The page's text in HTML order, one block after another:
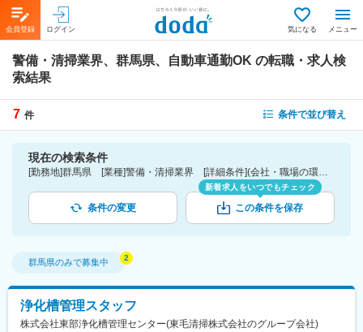
会員登録 ログイン 気になる メニュー
警備・清掃業界、群馬県、自動車通勤OK の転職・求人検
索結果
7 件 条件で並び替え
現在の検索条件
[勤務地]群馬県 [業種]警備・清掃業界 [詳細条件](会社・職場の環境)自動車通勤OK
条件の変更
新着求人をいつでもチェック
この条件を保存
群馬県のみで募集中
浄化槽管理スタッフ
株式会社東部浄化槽管理センター(東毛清掃株式会社のグループ会社)